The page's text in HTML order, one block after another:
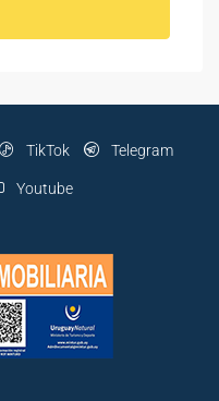
TikTok Telegram
Youtube